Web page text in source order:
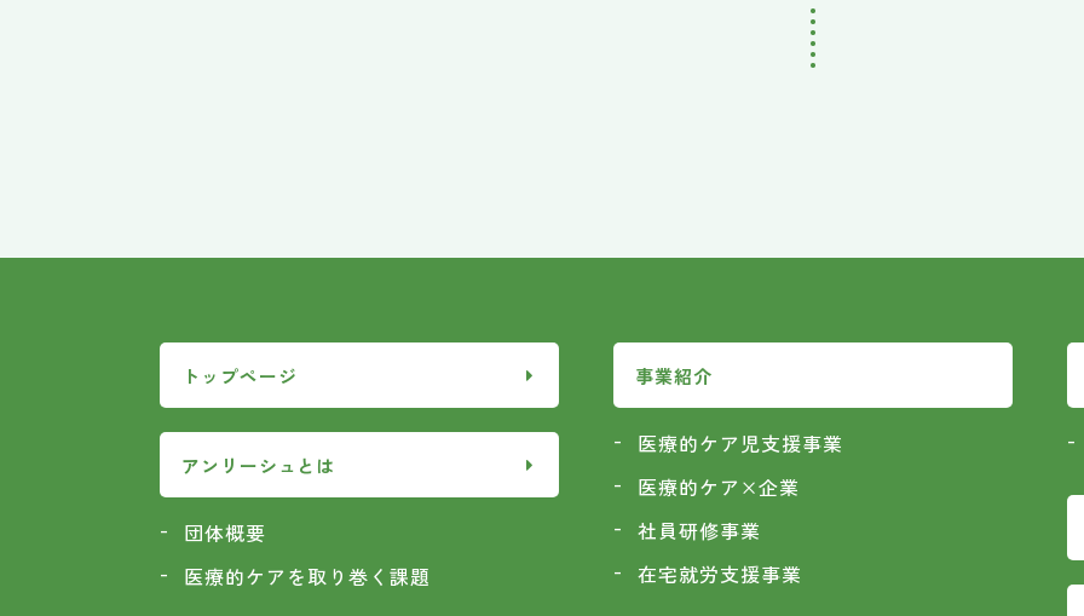
トップページ
アンリーシュとは
団体概要
医療的ケアを取り巻く課題
事業紹介
医療的ケア児支援事業
医療的ケア×企業
社員研修事業
在宅就労支援事業